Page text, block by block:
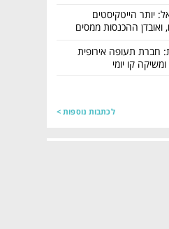
יותר הייטקיסטים
ואובדן ההכנסות ממסים
חברת תעופה אירופית
קו יומי
לכתבות נוספות >